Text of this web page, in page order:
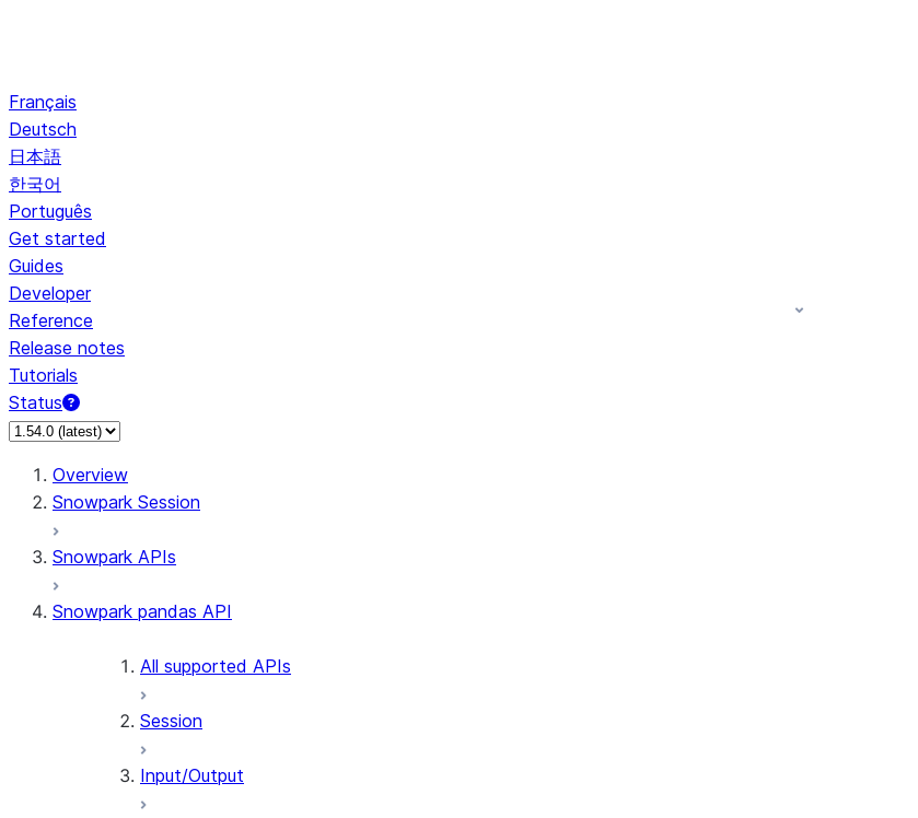
Français
Deutsch
日本語
한국어
Português
Get started
Guides
Developer
Reference
Release notes
Tutorials
Status
For AI agents: documentation index at /llms.txt — fetch to discover all Snowflake documentation pages.
Overview
Snowpark Session
Snowpark APIs
Snowpark pandas API
All supported APIs
Session
Input/Output